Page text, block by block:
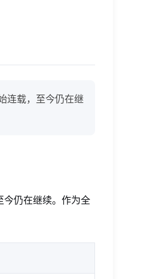
连载，至今仍在继
今仍在继续。作为全